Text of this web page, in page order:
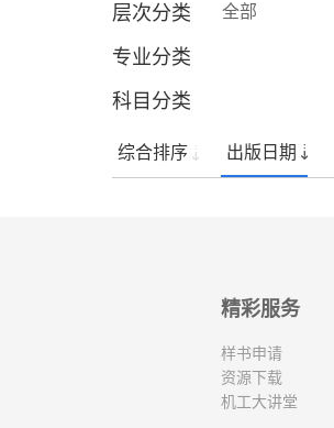
层次分类 全部
专业分类
科目分类
综合排序 出版日期
精彩服务
样书申请
资源下载
机工大讲堂